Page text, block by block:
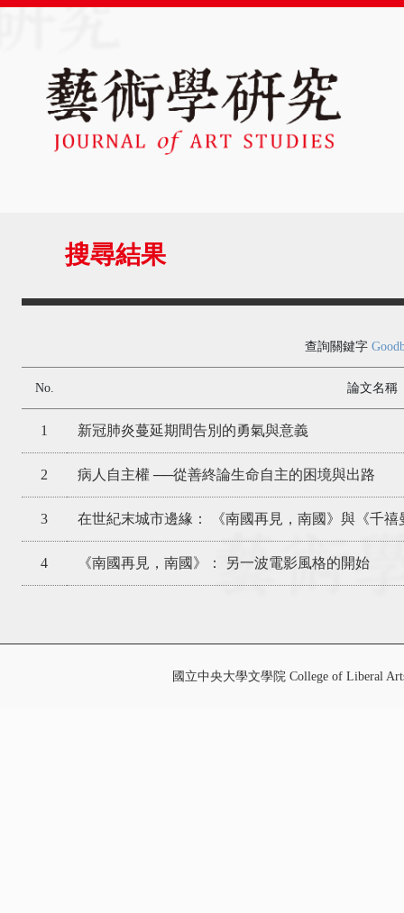
搜尋結果
查詢關鍵字
No. 論文名稱
1 新冠肺炎蔓延期間告別的勇氣與意義
2 病人自主權 ──從善終論生命自主的困境與出路
3 在世紀末城市邊緣： 《南國再見，南國》與《千
4 《南國再見，南國》： 另一波電影風格的開始
國立中央大學文學院 College of Liberal